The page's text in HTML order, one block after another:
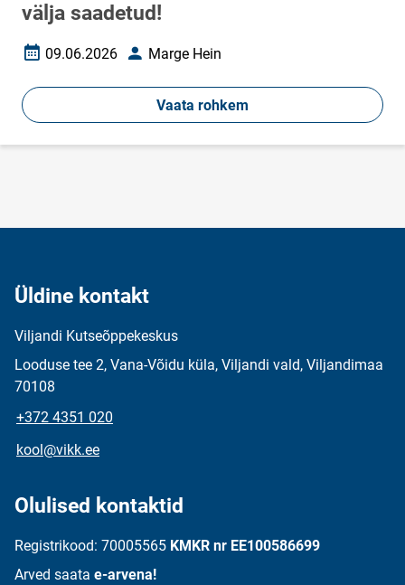
välja saadetud!
Loomise kuupäev
09.06.2026 AutorMarge Hein
Vaata rohkem
Üldine kontakt
Viljandi Kutseõppekeskus
Looduse tee 2, Vana-Võidu küla, Viljandi vald, Viljandimaa
70108
+372 4351 020
kool@vikk.ee
Olulised kontaktid
Registrikood: 70005565 KMKR nr EE100586699
Arved saata e-arvena!